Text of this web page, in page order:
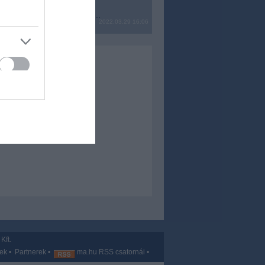
• Partnerek• ma.hu RSS csatornái •